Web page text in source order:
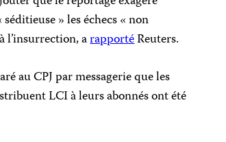
» les échecs « non
l’insurrection, arapportéReuters.
au CPJ par messagerie que les
LCI à leurs abonnés ont été